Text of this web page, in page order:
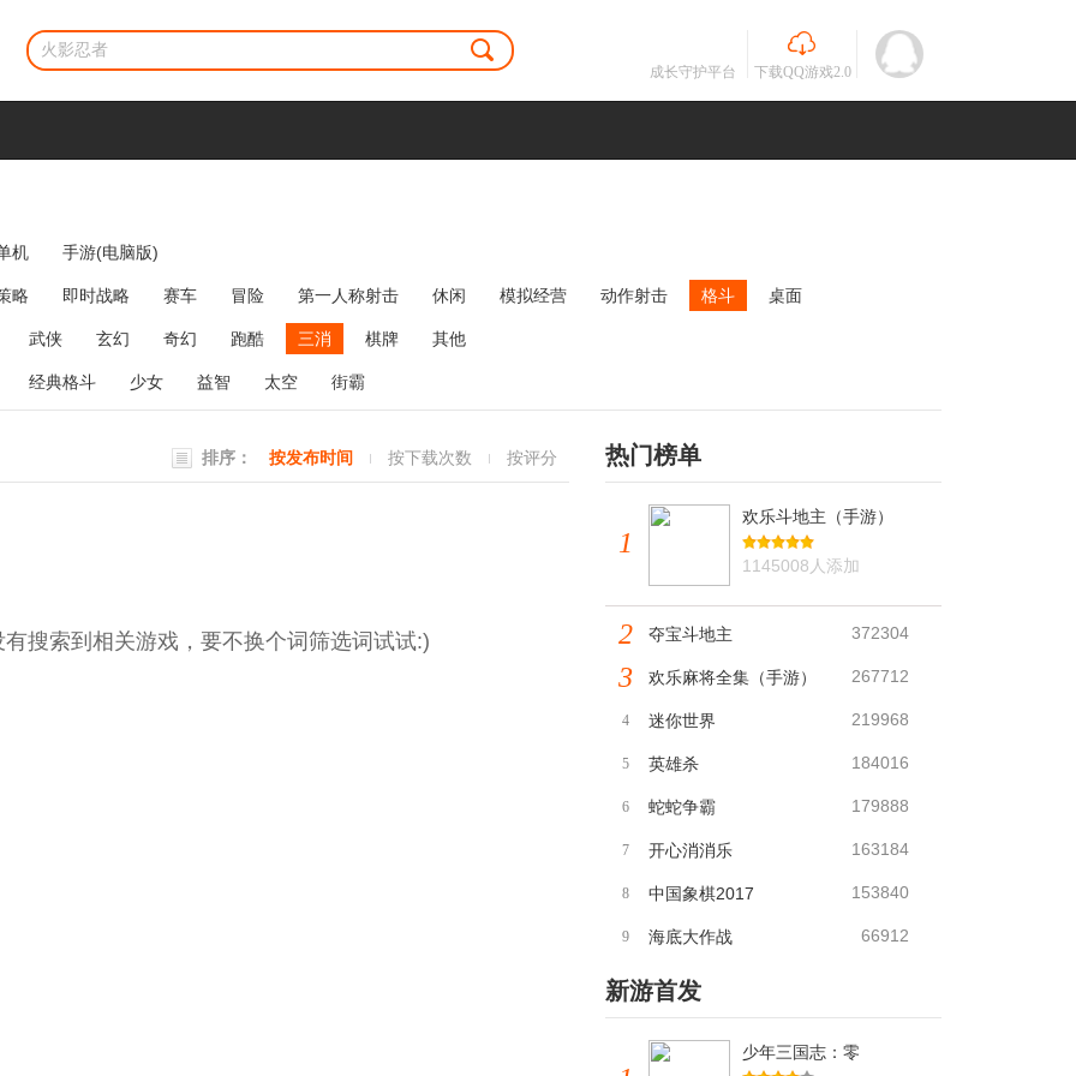
成长守护平台 下载QQ游戏2.0
机 手游(电脑版)
略 即时战略 赛车 冒险 第一人称射击 休闲 模拟经营 动作射击 格斗
桌面
牌类
麻将 网络游戏 弹幕射击 策略塔防
武侠 玄幻 奇幻 跑酷 三消 棋牌 其他
经典格斗 少女 益智 太空 街霸
排序： 按发布时间 按下载次数 按评分
搜索到相关游戏，要不换个词筛选词试试:)
热门榜单
1
欢乐斗地主（手游）
1145008人添加
2 夺宝斗地主 372304
3 欢乐麻将全集（手游） 267712
4 迷你世界 219968
5 英雄杀 184016
6 蛇蛇争霸 179888
7 开心消消乐 163184
8 中国象棋2017 153840
9 海底大作战 66912
新游首发
少年三国志：零